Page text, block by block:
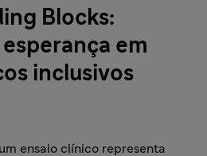
Blocks:
em
inclusivos
ensaio clínico representa